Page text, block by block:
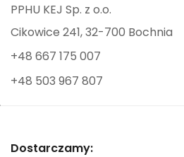
PPHU KEJ Sp. z o.o.
Cikowice 241, 32-700 Bochnia
+48 667 175 007
+48 503 967 807
Dostarczamy: